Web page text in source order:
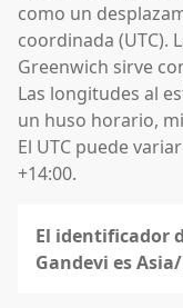
como un
coordinada (UTC).
Greenwich sirve
Las longitudes al
un huso horario,
El UTC puede
+14:00.
El identificador
Gandevi es